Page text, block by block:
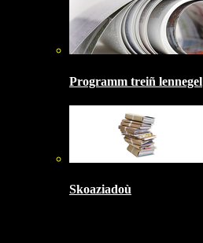
Programm treiñ lennegel
Skoaziadoù